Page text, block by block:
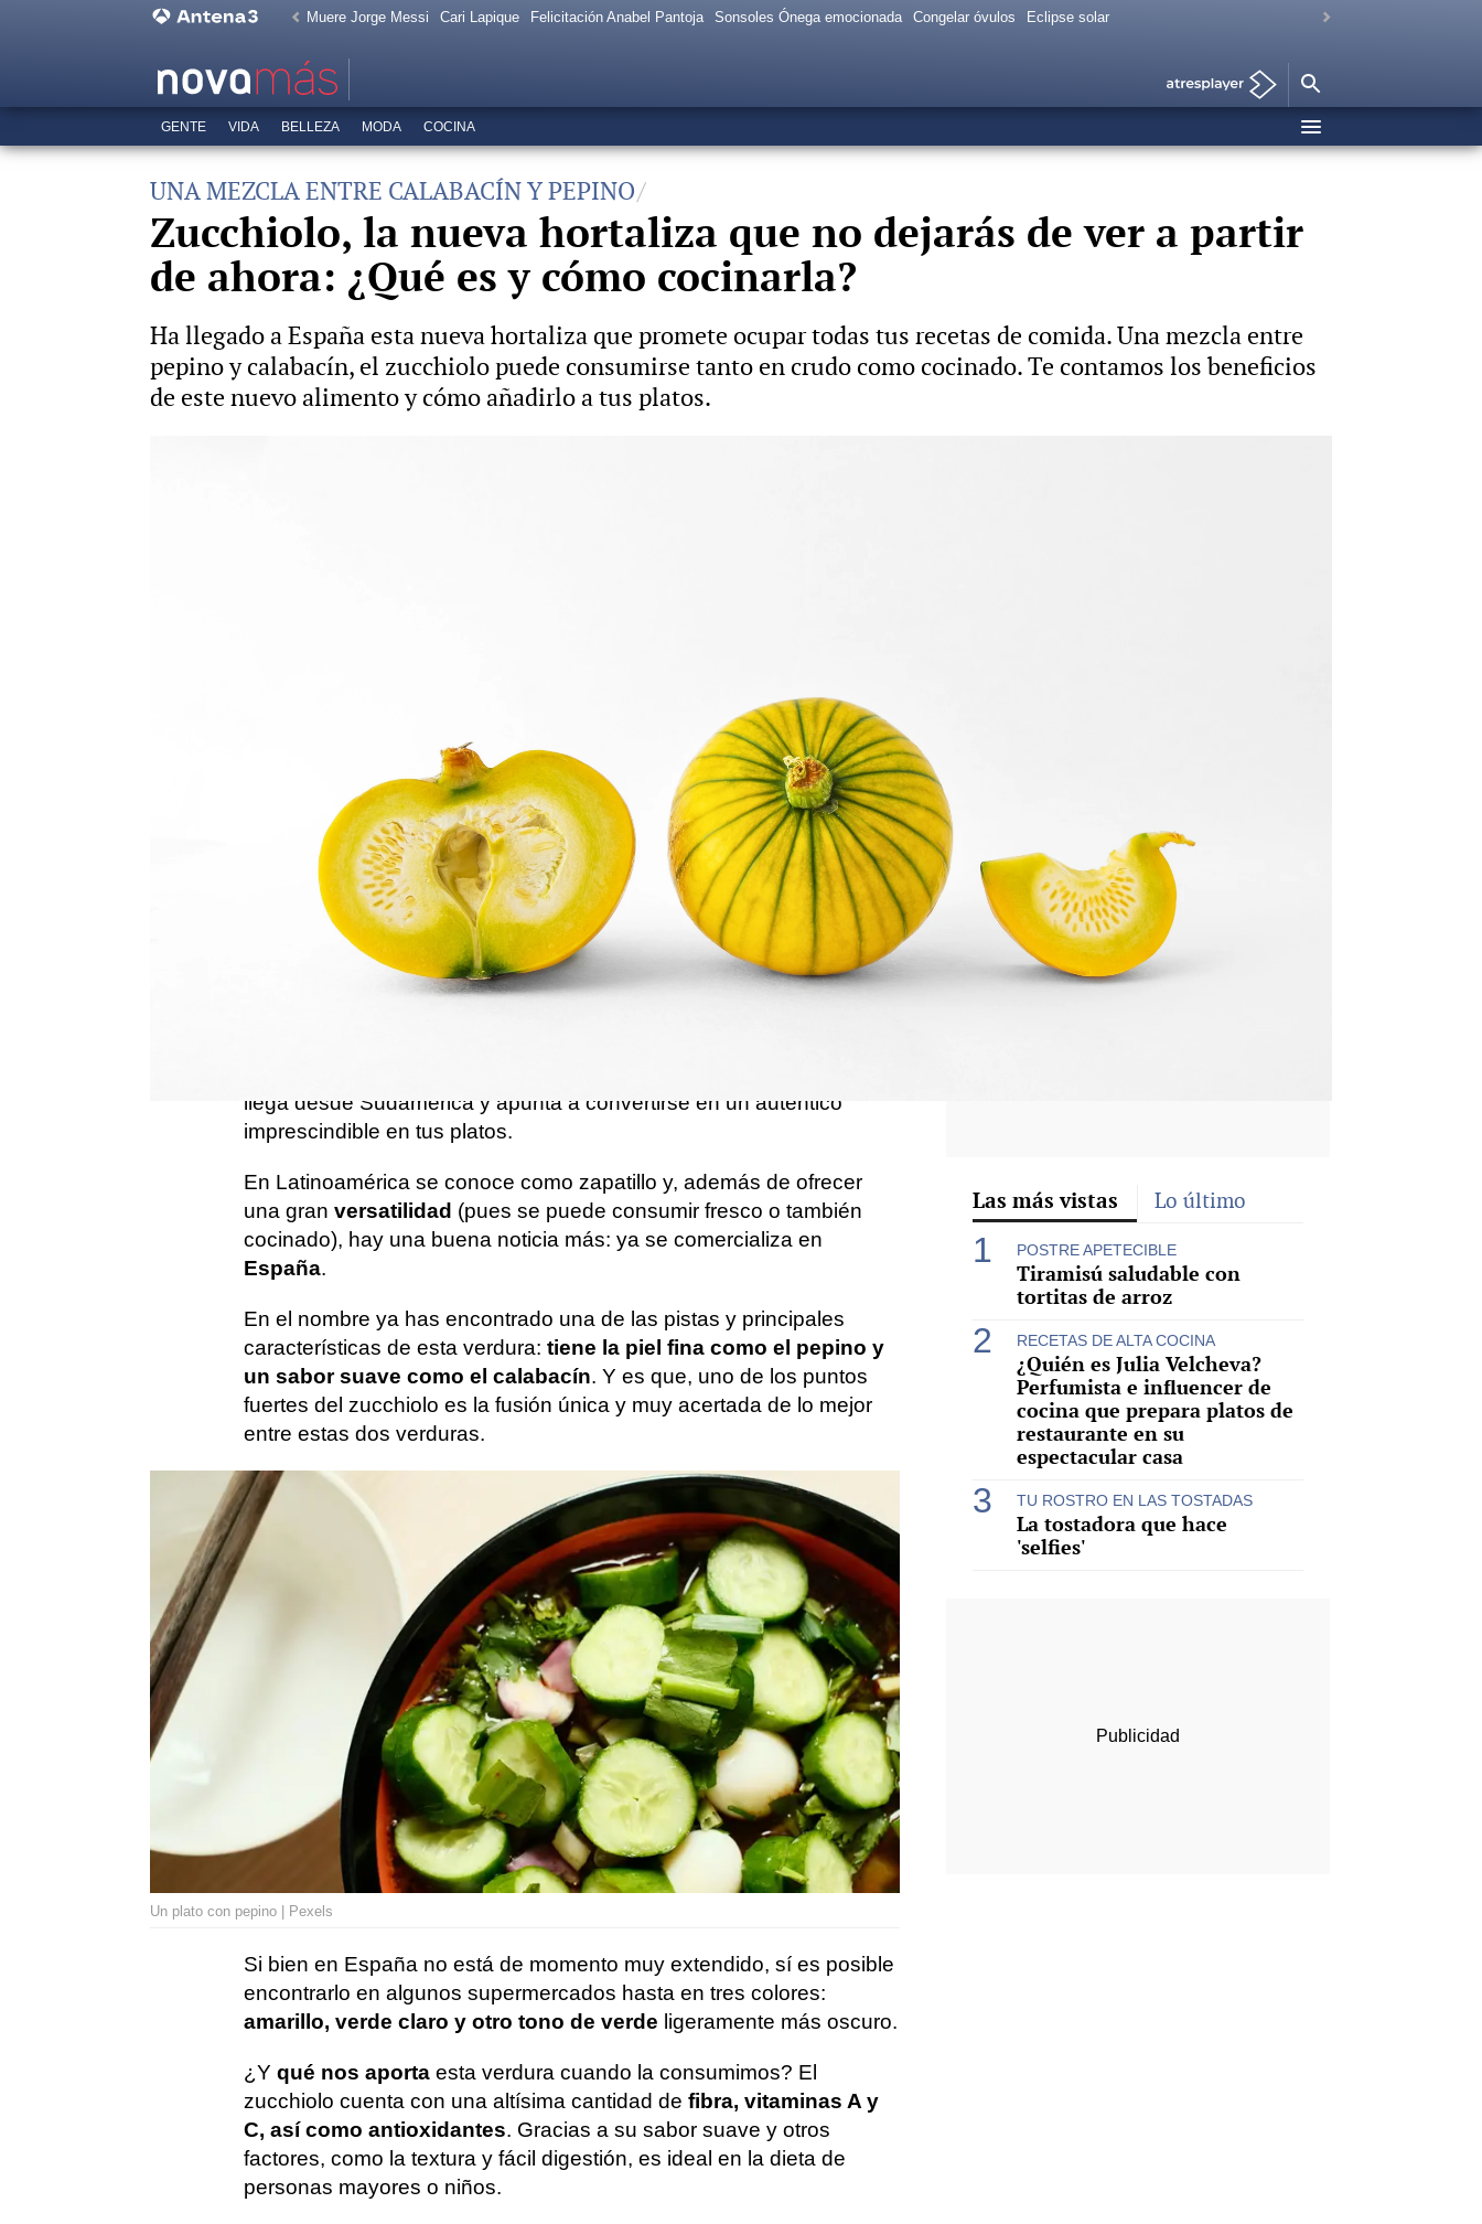
Muere Jorge Messi Cari Lapique Felicitación Anabel Pantoja Sonsoles Ónega emocionada Congelar óvulos Eclipse solar
GENTE VIDA BELLEZA MODA COCINA
UNA MEZCLA ENTRE CALABACÍN Y PEPINO
Zucchiolo, la nueva hortaliza que no dejarás de ver a partir
de ahora: ¿Qué es y cómo cocinarla?
Ha llegado a España esta nueva hortaliza que promete ocupar todas tus recetas de comida. Una mezcla entre
pepino y calabacín, el zucchiolo puede consumirse tanto en crudo como cocinado. Te contamos los beneficios
de este nuevo alimento y cómo añadirlo a tus platos.
Estefanía González Cerrón | Hyliacom
14 de agosto de 2024, 15:30 WhatsappFacebook
X Flipboard
¿Has oído alguna vez hablar delzucchiolo ? Su nombre es la unión
llega desde Sudamérica y apunta a convertirse en un auténtico
imprescindible en tus platos.
En Latinoamérica se conoce como zapatillo y, además de ofrecer
una gran versatilidad (pues se puede consumir fresco o también
cocinado), hay una buena noticia más: ya se comercializa en
España.
En el nombre ya has encontrado una de las pistas y principales
características de esta verdura: tiene la piel fina como el pepino y
un sabor suave como el calabacín. Y es que, uno de los puntos
fuertes del zucchiolo es la fusión única y muy acertada de lo mejor
entre estas dos verduras.
Un plato con pepino | Pexels
Si bien en España no está de momento muy extendido, sí es posible
encontrarlo en algunos supermercados hasta en tres colores:
amarillo, verde claro y otro tono de verde ligeramente más oscuro.
¿Y qué nos aporta esta verdura cuando la consumimos? El
zucchiolo cuenta con una altísima cantidad de fibra, vitaminas A y
C, así como antioxidantes. Gracias a su sabor suave y otros
factores, como la textura y fácil digestión, es ideal en la dieta de
personas mayores o niños.
Las más vistas Lo último
POSTRE APETECIBLE
Tiramisú saludable con
tortitas de arroz
RECETAS DE ALTA COCINA
¿Quién es Julia Velcheva?
Perfumista e influencer de
cocina que prepara platos de
restaurante en su
espectacular casa
TU ROSTRO EN LAS TOSTADAS
La tostadora que hace
'selfies'